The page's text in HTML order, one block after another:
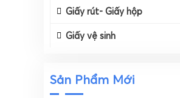
Giấy rút- Giấy hộp
Giấy vệ sinh
Sản Phẩm Mới